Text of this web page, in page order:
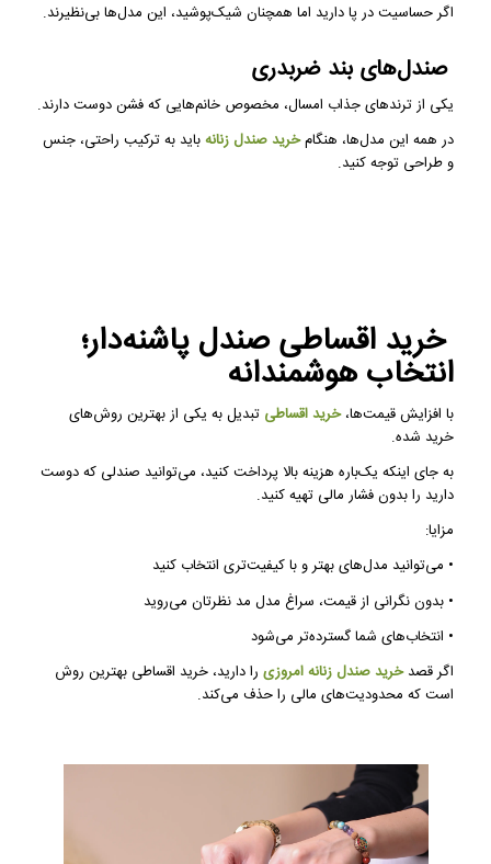
اگر حساسیت در پا دارید اما همچنان شیک‌پوشید، این مدل‌ها بی‌نظیرند.
صندل‌های بند ضربدری
یکی از ترندهای جذاب امسال، مخصوص خانم‌هایی که فشن دوست دارند.
در همه این مدل‌ها، هنگامخرید صندل زنانهباید به ترکیب راحتی، جنس
و طراحی توجه کنید.
خرید اقساطی صندل پاشنه‌دار؛
انتخاب هوشمندانه
با افزایش قیمت‌ها،خرید اقساطی تبدیل به یکی از بهترین روش‌های
خرید شده.
به جای اینکه یک‌باره هزینه بالا پرداخت کنید، می‌توانید صندلی که دوست
دارید را بدون فشار مالی تهیه کنید.
مزایا:
• می‌توانید مدل‌های بهتر و با کیفیت‌تری انتخاب کنید
• بدون نگرانی از قیمت، سراغ مدل مد نظرتان می‌روید
• انتخاب‌های شما گسترده‌تر می‌شود
اگر قصدخرید صندل زنانه امروزیرا دارید، خرید اقساطی بهترین روش
است که محدودیت‌های مالی را حذف می‌کند.